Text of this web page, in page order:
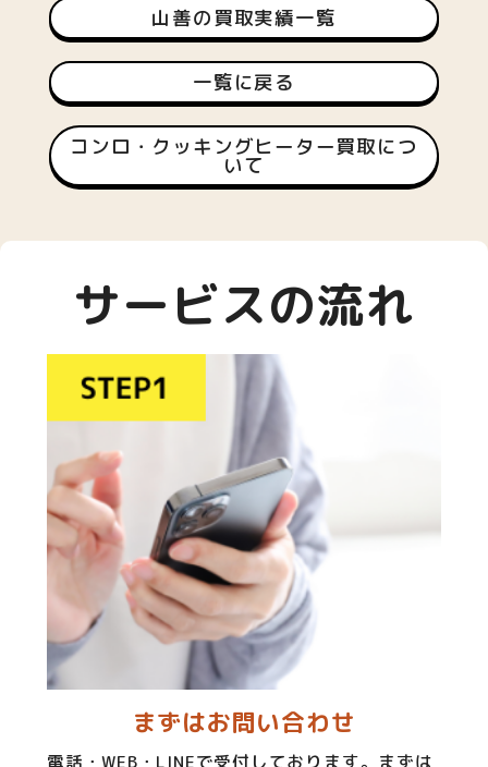
山善の買取実績一覧
一覧に戻る
コンロ・クッキングヒーター買取につ
いて
サービスの流れ
まずはお問い合わせ
電話・WEB・LINEで受付しております。まずは